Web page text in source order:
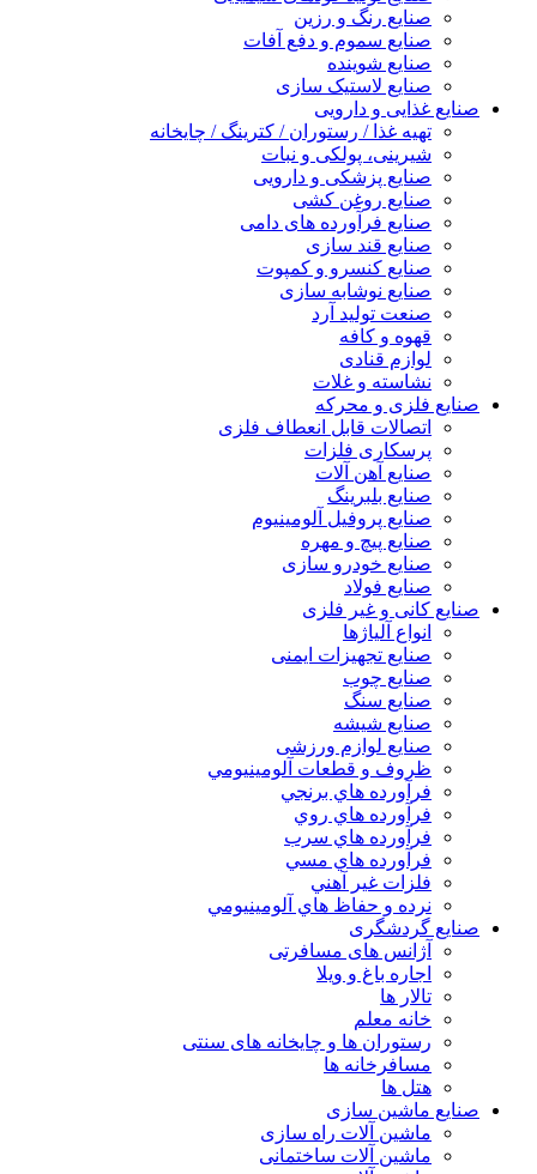
صنایع رنگ و رزین
صنایع سموم و دفع آفات
صنایع شوینده
صنایع لاستیک سازی
صنایع غذایی و دارویی
تهیه غذا / رستوران / کترینگ / چایخانه
شیرینی، پولکی و نبات
صنایع پزشکی و دارویی
صنایع روغن کشی
صنایع فرآورده های دامی
صنایع قند سازی
صنایع کنسرو و کمپوت
صنایع نوشابه سازی
صنعت تولید آرد
قهوه و کافه
لوازم قنادی
نشاسته و غلات
صنایع فلزی و محرکه
اتصالات قابل انعطاف فلزی
پرسکاری فلزات
صنایع آهن آلات
صنایع بلبرینگ
صنایع پروفیل آلومینیوم
صنایع پیچ و مهره
صنایع خودرو سازی
صنایع فولاد
صنایع کانی و غیر فلزی
انواع آلياژها
صنایع تجهیزات ایمنی
صنایع چوب
صنایع سنگ
صنایع شیشه
صنایع لوازم ورزشی
ظروف و قطعات آلومينيومي
فرآورده هاي برنجي
فرآورده هاي روي
فرآورده هاي سرب
فرآورده هاي مسي
فلزات غير آهني
نرده و حفاظ هاي آلومينيومي
صنایع گردشگری
آژانس های مسافرتی
اجاره باغ و ویلا
تالار ها
خانه معلم
رستوران ها و چایخانه های سنتی
مسافرخانه ها
هتل ها
صنایع ماشین سازی
ماشین آلات راه سازی
ماشین آلات ساختمانی